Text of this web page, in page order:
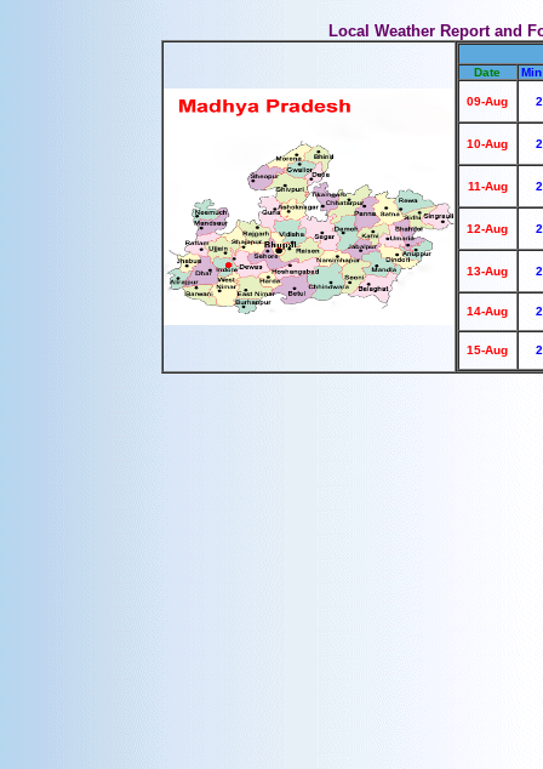
Local Weather Report and
Date
09-Aug
10-Aug
11-Aug
12-Aug
13-Aug
14-Aug
15-Aug